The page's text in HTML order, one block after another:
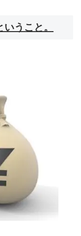
うこと。